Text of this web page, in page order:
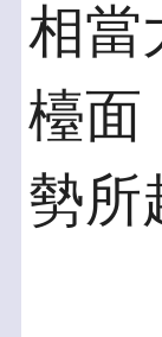
相當
檯面
勢所